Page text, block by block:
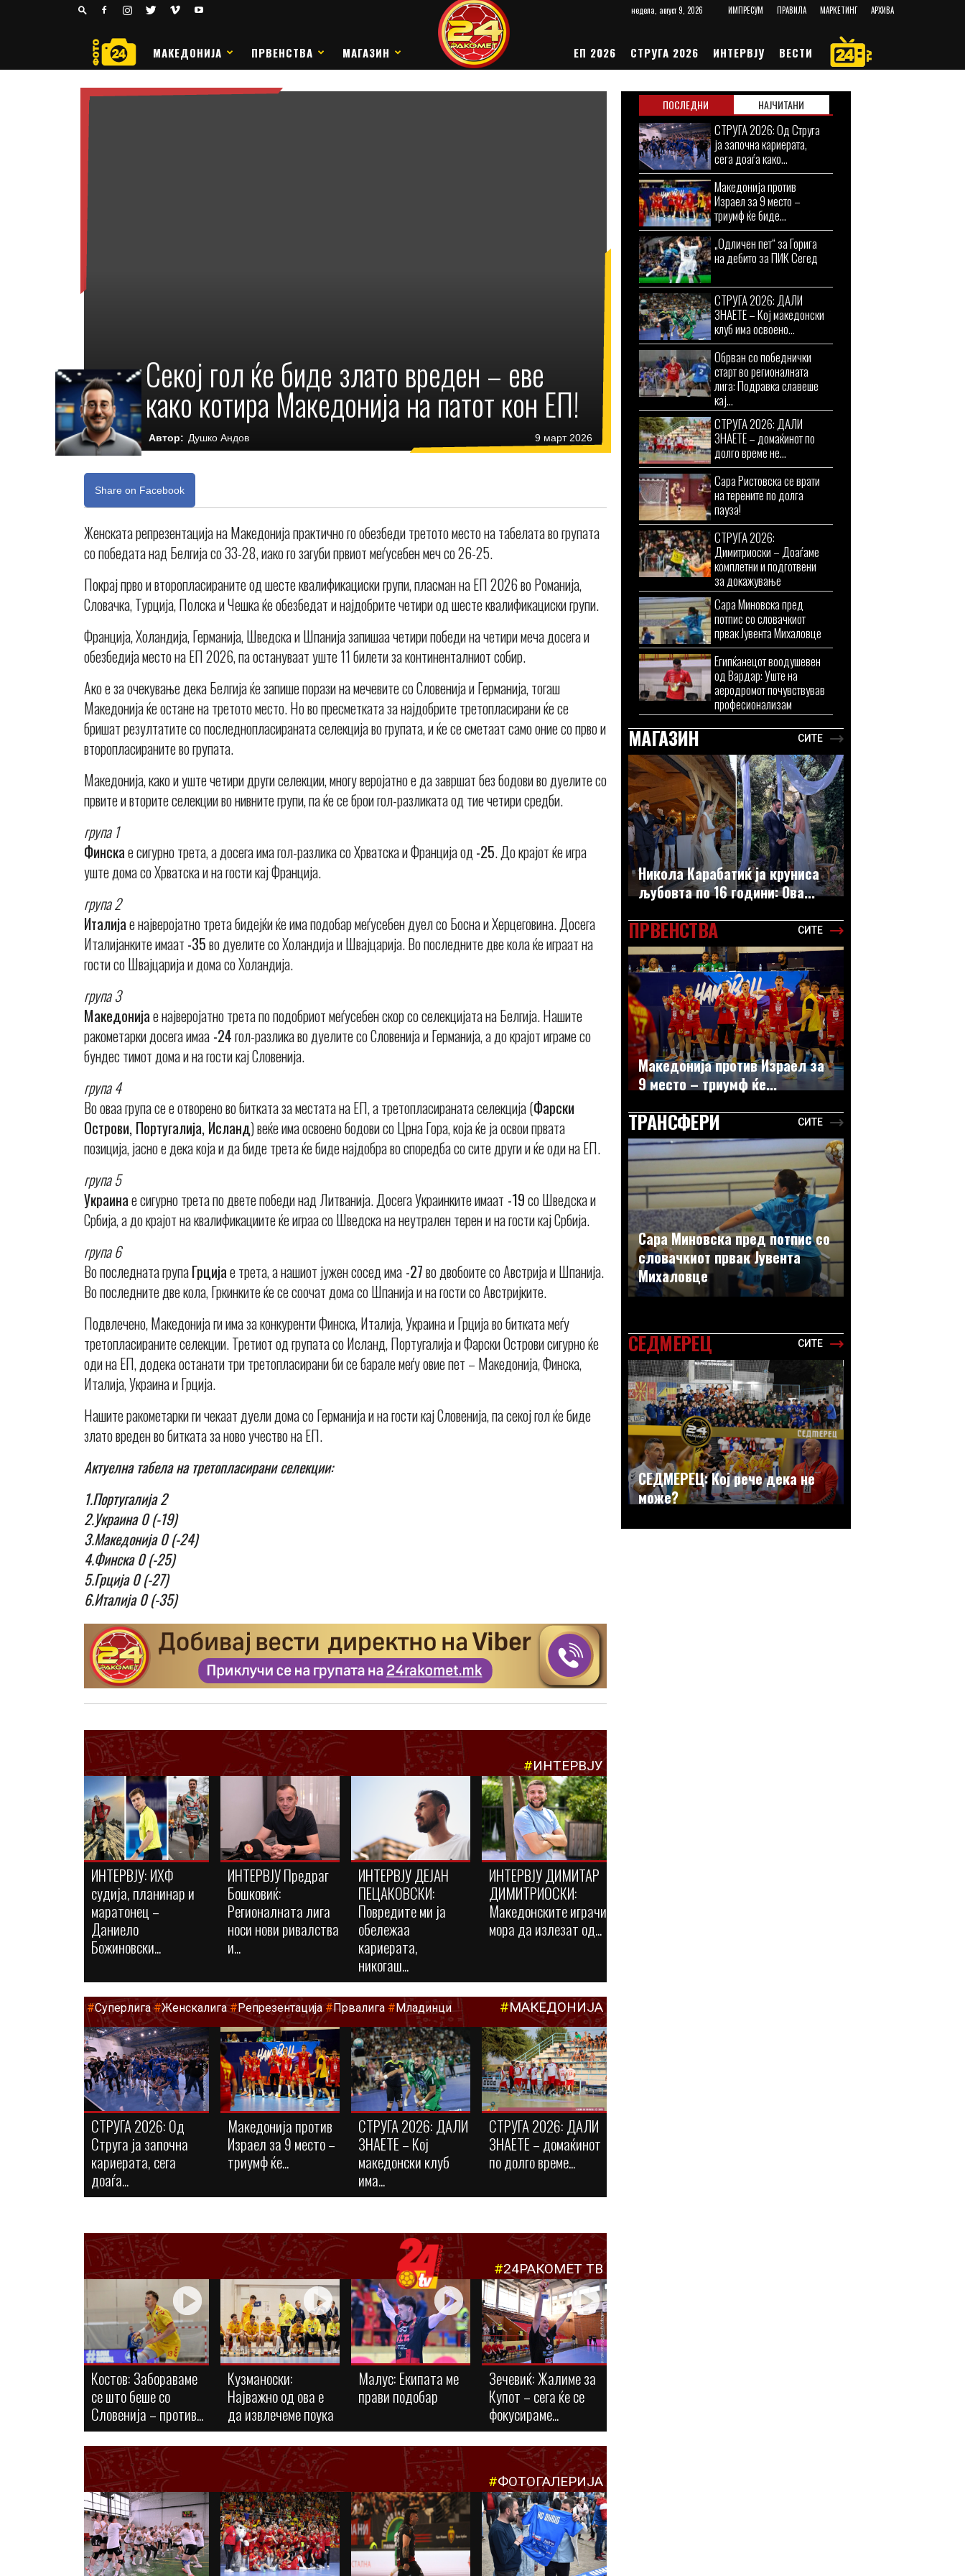
недела, август 9, 2026 ИМПРЕСУМ ПРАВИЛА МАРКЕТИНГ АРХИВА
РАКОМЕТ
МАКЕДОНИЈА ПРВЕНСТВА МАГАЗИН ЕП 2026 СТРУГА 2026 ИНТЕРВЈУ ВЕСТИ
Секој гол ќе биде злато вреден – eве
како котира Македонија на патот кон ЕП!
Автор: Душко Андов 9 март 2026
Share on Facebook
Женската репрезентација на Македонија практично го обезбеди третото место на табелата во групата
со победата над Белгија со 33-28, иако го загуби првиот меѓусебен меч со 26-25.
Покрај прво и второпласираните од шесте квалификациски групи, пласман на ЕП 2026 во Романија,
Словачка, Турција, Полска и Чешка ќе обезбедат и најдобрите четири од шесте квалификациски групи.
Франција, Холандија, Германија, Шведска и Шпанија запишаа четири победи на четири меча досега и
обезбедија место на ЕП 2026, па остануваат уште 11 билети за континенталниот собир.
Ако е за очекување дека Белгија ќе запише порази на мечевите со Словенија и Германија, тогаш
Македонија ќе остане на третото место. Но во пресметката за најдобрите третопласирани ќе се
бришат резултатите со последнопласираната селекција во групата, и ќе се сметаат само оние со прво и
второпласираните во групата.
Македонија, како и уште четири други селекции, многу веројатно е да завршат без бодови во дуелите со
првите и вторите селекции во нивните групи, па ќе се брои гол-разликата од тие четири средби.
група 1
Финскае сигурно трета, а досега има гол-разлика со Хрватска и Франција од-25. До крајот ќе игра
уште дома со Хрватска и на гости кај Франција.
група 2
Италијае најверојатно трета бидејќи ќе има подобар меѓусебен дуел со Босна и Херцеговина. Досега
Италијанките имаат -35во дуелите со Холандија и Швајцарија. Во последните две кола ќе играат на
гости со Швајцарија и дома со Холандија.
група 3
Македонијае најверојатно трета по подобриот меѓусебен скор со селекцијата на Белгија. Нашите
ракометарки досега имаа -24гол-разлика во дуелите со Словенија и Германија, а до крајот играме со
бундес тимот дома и на гости кај Словенија.
група 4
Во оваа група се е отворено во битката за местата на ЕП, а третопласираната селекција (Фарски
Острови, Португалија, Исланд) веќе има освоено бодови со Црна Гора, која ќе ја освои првата
позиција, јасно е дека која и да биде трета ќе биде најдобра во споредба со сите други и ќе оди на ЕП.
група 5
Украинае сигурно трета по двете победи над Литванија. Досега Украинките имаат -19со Шведска и
Србија, а до крајот на квалификациите ќе играа со Шведска на неутрален терен и на гости кај Србија.
група 6
Во последната групаГрцијае трета, а нашиот јужен сосед има -27во двобоите со Австрија и Шпанија.
Во последните две кола, Гркинките ќе се соочат дома со Шпанија и на гости со Австријките.
Подвлечено, Македонија ги има за конкуренти Финска, Италија, Украина и Грција во битката меѓу
третопласираните селекции. Третиот од групата со Исланд, Португалија и Фарски Острови сигурно ќе
оди на ЕП, додека останати три третопласирани би се барале меѓу овие пет – Македонија, Финска,
Италија, Украина и Грција.
Нашите ракометарки ги чекаат дуели дома со Германија и на гости кај Словенија, па секој гол ќе биде
злато вреден во битката за ново учество на ЕП.
Актуелна табела на третопласирани селекции:
1.Португалија 2
2.Украина 0 (-19)
3.Македонија 0 (-24)
4.Финска 0 (-25)
5.Грција 0 (-27)
6.Италија 0 (-35)
#ИНТЕРВЈУ
ИНТЕРВЈУ: ИХФ
судија, планинар и
маратонец –
Даниело
Божиновски...
ИНТЕРВЈУ Предраг
Бошковиќ:
Регионалната лига
носи нови ривалства
и...
ИНТЕРВЈУ ДЕЈАН
ПЕЦАКОВСКИ:
Повредите ми ја
обележаа
кариерата,
никогаш...
ИНТЕРВЈУ ДИМИТАР
ДИМИТРИОСКИ:
Македонските играчи
мора да излезат од...
#Суперлига #Женскалига#Репрезентација #Првалига #Младинци #МАКЕДОНИЈА
СТРУГА 2026: Од
Струга ја започна
кариерата, сега
доаѓа...
Македонија против
Израел за 9 место –
триумф ќе...
СТРУГА 2026: ДАЛИ
ЗНАЕТЕ – Кој
македонски клуб
има...
СТРУГА 2026: ДАЛИ
ЗНАЕТЕ – домаќинот
по долго време...
#24РАКОМЕТ ТВ
Костов: Забораваме
се што беше со
Словенија – против...
Кузманоски:
Најважно од ова е
да извлечеме поука
Малус: Eкипата ме
прави подобар
Зечевиќ: Жалиме за
Купот – сега ќе се
фокусираме...
#ФОТОГАЛЕРИЈА
ПОСЛЕДНИ НАЈЧИТАНИ
СТРУГА 2026: Од Струга
ја започна кариерата,
сега доаѓа како...
Македонија против
Израел за 9 место –
триумф ќе биде...
„Одличен пет“ за Горига
на дебито за ПИК Сегед
СТРУГА 2026: ДАЛИ
ЗНАЕТЕ – Кој македонски
клуб има освоено...
Обрван со победнички
старт во регионалната
лига: Подравка славеше
кај...
СТРУГА 2026: ДАЛИ
ЗНАЕТЕ – домаќинот по
долго време не...
Сара Ристовска се врати
на терените по долга
пауза!
СТРУГА 2026:
Димитриоски – Доаѓаме
комплетни и подготвени
за докажување
Сара Миновска пред
потпис со словачкиот
првак Јувента Михаловце
Египќанецот воодушевен
од Вардар: Уште на
аеродромот почувствував
професионализам
МАГАЗИН СИТЕ
Никола Карабатиќ ја круниса
љубовта по 16 години: Ова...
ПРВЕНСТВА СИТЕ
Македонија против Израел за
9 место – триумф ќе...
ТРАНСФЕРИ СИТЕ
Сара Миновска пред потпис со
словачкиот првак Јувента
Михаловце
СЕДМЕРЕЦ СИТЕ
СЕДМЕРЕЦ: Кој рече дека не
може?